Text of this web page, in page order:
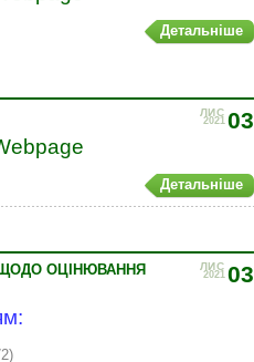
Детальніше
03
ЛИС
2021
Детальніше
03
ЛИС
2021
ОЦІНЮВАННЯ